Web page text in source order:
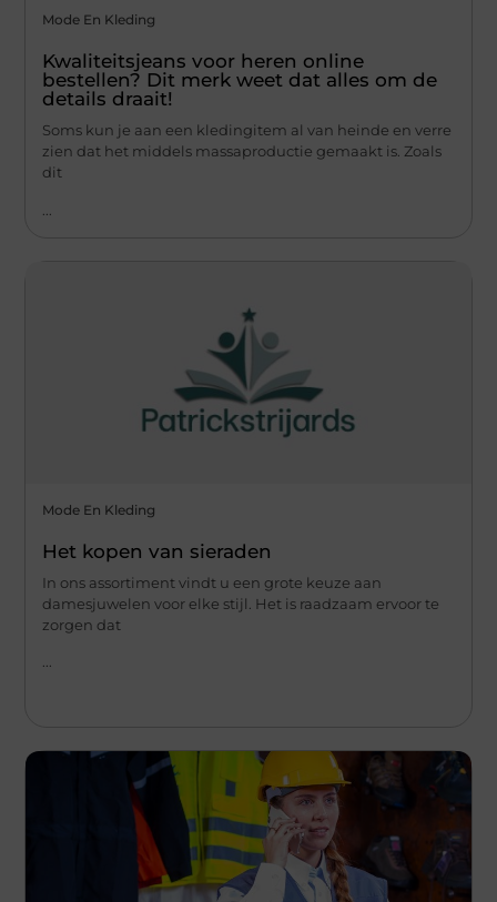
Mode En Kleding
Kwaliteitsjeans voor heren online
bestellen? Dit merk weet dat alles om de
details draait!
Soms kun je aan een kledingitem al van heinde en verre
zien dat het middels massaproductie gemaakt is. Zoals
dit
Mode En Kleding
Het kopen van sieraden
In ons assortiment vindt u een grote keuze aan
damesjuwelen voor elke stijl. Het is raadzaam ervoor te
zorgen dat